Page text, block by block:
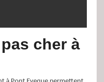
cher à